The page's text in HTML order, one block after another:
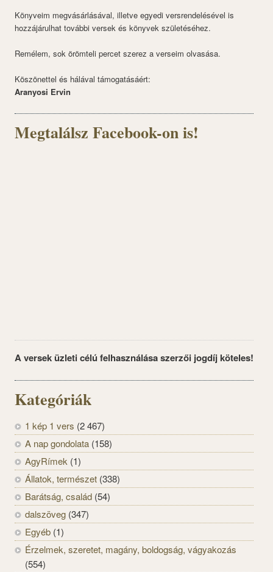
Könyveim megvásárlásával, illetve egyedi versrendelésével is
hozzájárulhat további versek és könyvek születéséhez.
Remélem, sok örömteli percet szerez a verseim olvasása.
Köszönettel és hálával támogatásáért:
Aranyosi Ervin
Megtalálsz Facebook-on is!
A versek üzleti célú felhasználása szerzői jogdíj köteles!
Kategóriák
1 kép 1 vers (2 467)
A nap gondolata (158)
AgyRímek (1)
Állatok, természet (338)
Barátság, család (54)
dalszöveg (347)
Egyéb (1)
Érzelmek, szeretet, magány, boldogság, vágyakozás
(554)